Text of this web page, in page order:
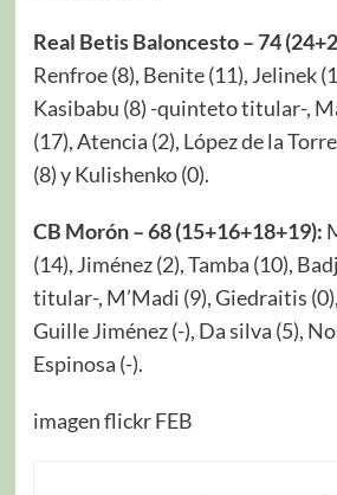
Real Betis Baloncesto – 74
Renfroe (8), Benite (11), Jelinek
Kasibabu (8) -quinteto titular-,
(17), Atencia (2), López de la
(8) y Kulishenko (0).
CB Morón – 68 (15+16+18+19):
(14), Jiménez (2), Tamba (10),
titular-, M’Madi (9), Giedraitis
Guille Jiménez (-), Da silva (5),
Espinosa (-).
imagen flickr FEB